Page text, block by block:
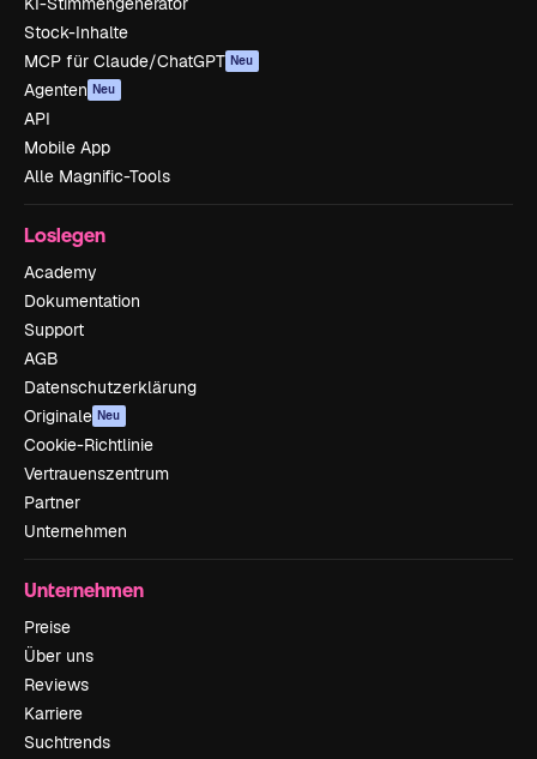
Stock-Inhalte
MCP für Claude/ChatGPT Neu
Agenten Neu
API
Mobile App
Alle Magnific-Tools
Loslegen
Academy
Dokumentation
Support
AGB
Datenschutzerklärung
Originale Neu
Cookie-Richtlinie
Vertrauenszentrum
Partner
Unternehmen
Unternehmen
Preise
Über uns
Reviews
Karriere
Suchtrends